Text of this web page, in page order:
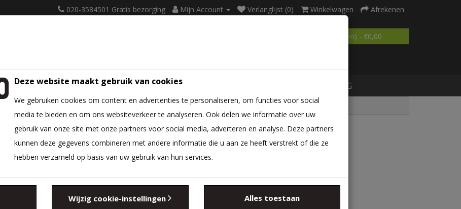
020-3584501 Gratis bezorging Mijn Account Verlanglijst (0) Winkelwagen Afrekenen
0 product(en) - €0,00
MATRASSEN BEDBODEM BEDTEXTIEL BLOG
Zoeken in sub-categorieën
Deze website maakt gebruik van cookies
We gebruiken cookies om content en advertenties te personaliseren, om functies voor social
media te bieden en om ons websiteverkeer te analyseren. Ook delen we informatie over uw
gebruik van onze site met onze partners voor social media, adverteren en analyse. Deze partners
kunnen deze gegevens combineren met andere informatie die u aan ze heeft verstrekt of die ze
hebben verzameld op basis van uw gebruik van hun services.
Wijzig cookie-instellingen Alles toestaan